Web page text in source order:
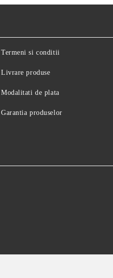
Termeni si conditii
Livrare produse
Modalitati de plata
Garantia produselor